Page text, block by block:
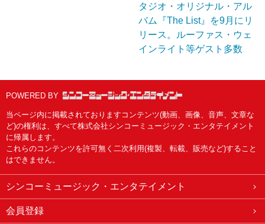
タジオ・オリジナル・アル
バム『The List』を9月にリ
リース。ルーファス・ウェ
インライト等ゲスト多数
POWERED BY
当ページ内に掲載されておりますコンテンツ(動画、画像、音声、文章な
ど)の権利は、すべて株式会社シンコーミュージック・エンタテイメント
に帰属します。
これらのコンテンツを許可無く二次利用(複製、転載、販売など)すること
はできません。
シンコーミュージック・エンタテイメント
会員登録